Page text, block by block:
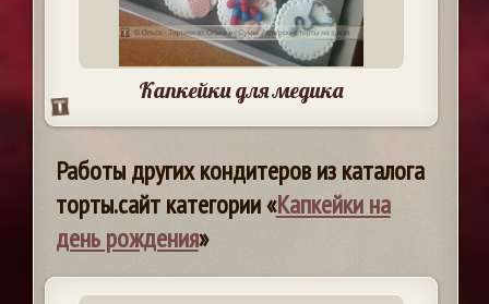
Капкейки для медика
Работы других кондитеров из каталога
торты.сайт категории «Капкейки на
день рождения»